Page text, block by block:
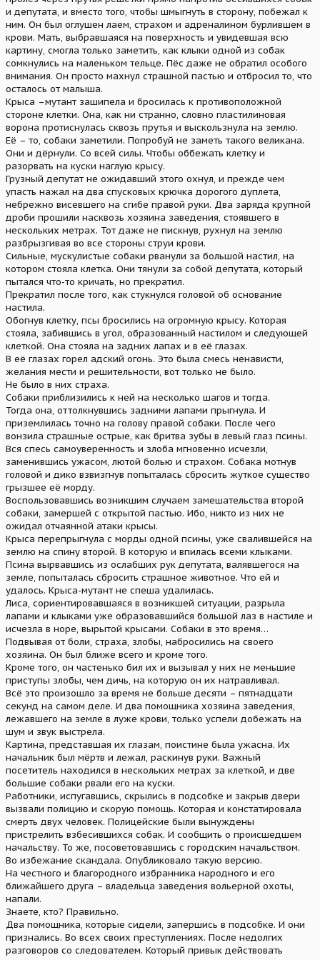
и депутата, и вместо того, чтобы шмыгнуть в сторону, побежал к
ним. Он был оглушен лаем, страхом и адреналином бурлившем в
крови. Мать, выбравшаяся на поверхность и увидевшая всю
картину, смогла только заметить, как клыки одной из собак
сомкнулись на маленьком тельце. Пёс даже не обратил особого
внимания. Он просто махнул страшной пастью и отбросил то, что
осталось от малыша.
Крыса –мутант зашипела и бросилась к противоположной
стороне клетки. Она, как ни странно, словно пластилиновая
ворона протиснулась сквозь прутья и выскользнула на землю.
Её – то, собаки заметили. Попробуй не заметь такого великана.
Они и дёрнули. Со всей силы. Чтобы оббежать клетку и
разорвать на куски наглую крысу.
Грузный депутат не ожидавший этого охнул, и прежде чем
упасть нажал на два спусковых крючка дорогого дуплета,
небрежно висевшего на сгибе правой руки. Два заряда крупной
дроби прошили насквозь хозяина заведения, стоявшего в
нескольких метрах. Тот даже не пискнув, рухнул на землю
разбрызгивая во все стороны струи крови.
Сильные, мускулистые собаки рванули за большой настил, на
котором стояла клетка. Они тянули за собой депутата, который
пытался что-то кричать, но прекратил.
Прекратил после того, как стукнулся головой об основание
настила.
Обогнув клетку, псы бросились на огромную крысу. Которая
стояла, забившись в угол, образованный настилом и следующей
клеткой. Она стояла на задних лапах и в её глазах.
В её глазах горел адский огонь. Это была смесь ненависти,
желания мести и решительности, вот только не было.
Не было в них страха.
Собаки приблизились к ней на несколько шагов и тогда.
Тогда она, оттолкнувшись задними лапами прыгнула. И
приземлилась точно на голову правой собаки. После чего
вонзила страшные острые, как бритва зубы в левый глаз псины.
Вся спесь самоуверенность и злоба мгновенно исчезли,
заменившись ужасом, лютой болью и страхом. Собака мотнув
головой и дико взвизгнув попыталась сбросить жуткое существо
грызшее её морду.
Воспользовавшись возникшим случаем замешательства второй
собаки, замершей с открытой пастью. Ибо, никто из них не
ожидал отчаянной атаки крысы.
Крыса перепрыгнула с морды одной псины, уже свалившейся на
землю на спину второй. В которую и впилась всеми клыками.
Псина вырвавшись из ослабших рук депутата, валявшегося на
земле, попыталась сбросить страшное животное. Что ей и
удалось. Крыса-мутант не спеша удалилась.
Лиса, сориентировавшаяся в возникшей ситуации, разрыла
лапами и клыками уже образовавшийся большой лаз в настиле и
исчезла в норе, вырытой крысами. Собаки в это время…
Подвывая от боли, страха, злобы, набросились на своего
хозяина. Он был ближе всего и кроме того.
Кроме того, он частенько бил их и вызывал у них не меньшие
приступы злобы, чем дичь, на которую он их натравливал.
Всё это произошло за время не больше десяти – пятнадцати
секунд на самом деле. И два помощника хозяина заведения,
лежавшего на земле в луже крови, только успели добежать на
шум и звук выстрела.
Картина, представшая их глазам, поистине была ужасна. Их
начальник был мёртв и лежал, раскинув руки. Важный
посетитель находился в нескольких метрах за клеткой, и две
большие собаки рвали его на куски.
Работники, испугавшись, скрылись в подсобке и закрыв двери
вызвали полицию и скорую помощь. Которая и констатировала
смерть двух человек. Полицейские были вынуждены
пристрелить взбесившихся собак. И сообщить о происшедшем
начальству. То же, посоветовавшись с городским начальством.
Во избежание скандала. Опубликовало такую версию.
На честного и благородного избранника народного и его
ближайшего друга – владельца заведения вольерной охоты,
напали.
Знаете, кто? Правильно.
Два помощника, которые сидели, запершись в подсобке. И они
признались. Во всех своих преступлениях. После недолгих
разговоров со следователем. Который привык действовать